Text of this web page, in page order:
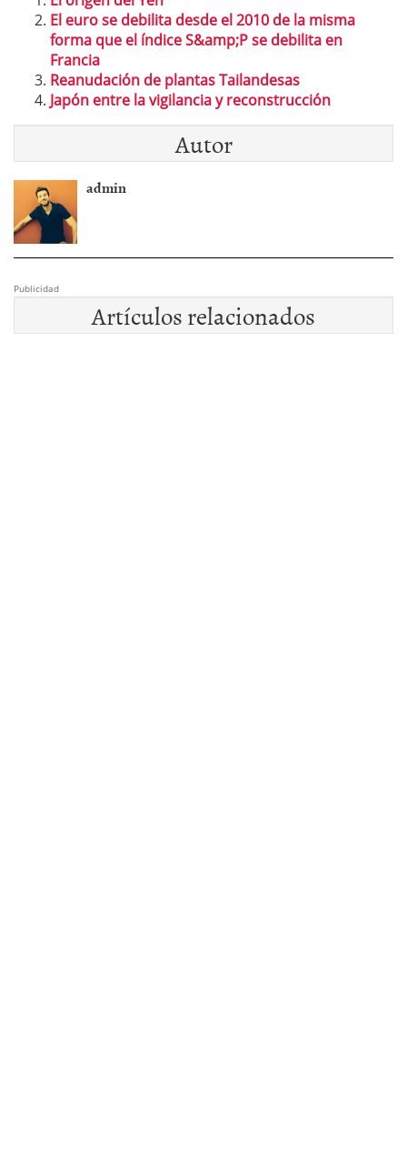
El euro se debilita desde el 2010 de la misma
forma que el índice S&amp;P se debilita en
Francia
Reanudación de plantas Tailandesas
Japón entre la vigilancia y reconstrucción
Autor
admin
Publicidad
Artículos relacionados